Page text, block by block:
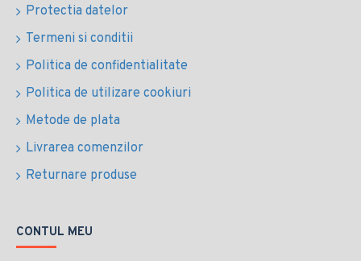
Protectia datelor
Termeni si conditii
Politica de confidentialitate
Politica de utilizare cookiuri
Metode de plata
Livrarea comenzilor
Returnare produse
CONTUL MEU